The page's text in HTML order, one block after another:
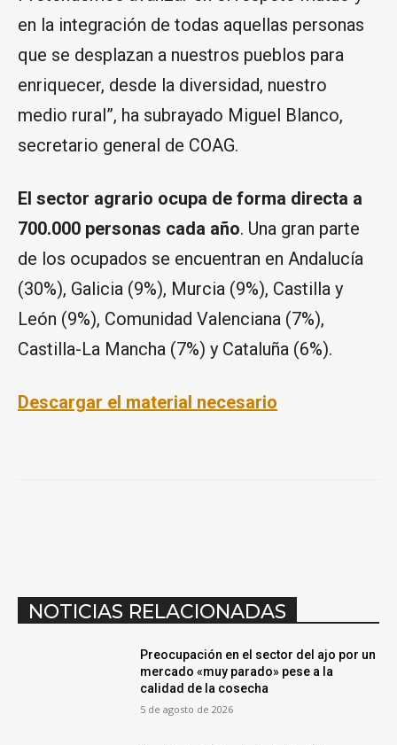
en la integración de todas aquellas personas
que se desplazan a nuestros pueblos para
enriquecer, desde la diversidad, nuestro
medio rural”, ha subrayado Miguel Blanco,
secretario general de COAG.
El sector agrario ocupa de forma directa a
700.000 personas cada año. Una gran parte
de los ocupados se encuentran en Andalucía
(30%), Galicia (9%), Murcia (9%), Castilla y
León (9%), Comunidad Valenciana (7%),
Castilla-La Mancha (7%) y Cataluña (6%).
Descargar el material necesario
NOTICIAS RELACIONADAS
Preocupación en el sector del ajo por un
mercado «muy parado» pese a la
calidad de la cosecha
5 de agosto de 2026